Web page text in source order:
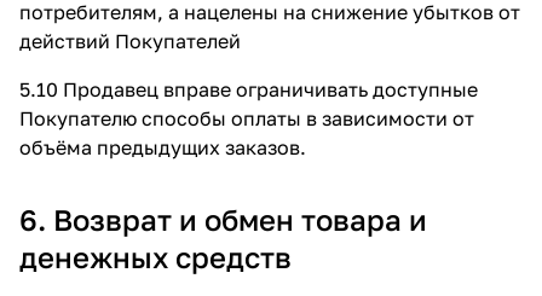
потребителям, а нацелены на снижение убытков от
действий Покупателей
5.10 Продавец вправе ограничивать доступные
Покупателю способы оплаты в зависимости от
объёма предыдущих заказов.
6. Возврат и обмен товара и
денежных средств